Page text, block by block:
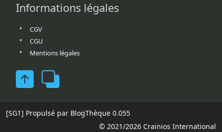
Informations légales
CGV
CGU
Mentions légales
[SG1] Propulsé par BlogThèque 0.055
© 2021/2026 Crainios International